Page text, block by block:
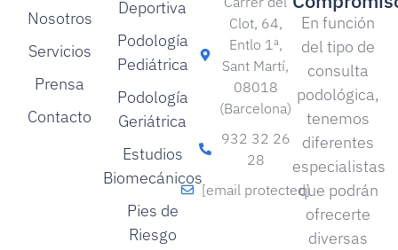
Nosotros
Servicios
Prensa
Contacto
Deportiva
Podología
Pediátrica
Podología
Geriátrica
Estudios
Biomecánicos
Pies de
Riesgo
Clot, 64,
Entlo 1ª,
Sant Martí,
08018
(Barcelona)
932 32 26
28
[email protected]
En función
del tipo de
consulta
podológica,
tenemos
diferentes
especialistas
que podrán
ofrecerte
diversas